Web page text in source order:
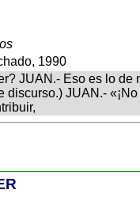
1990
JUAN.- Eso es lo
discurso.) JUAN.-